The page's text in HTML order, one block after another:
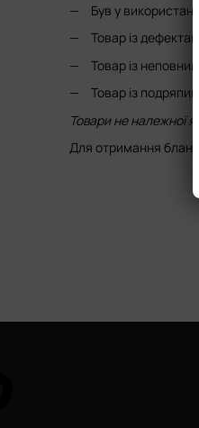
Був у використанні
Товар із дефектами
Товар із
Товар із
Товари не належної
Для отримання